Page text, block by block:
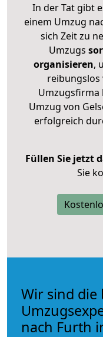
In der Tat gibt
einem Umzug
sich Zeit zu
Umzugs
organisieren,
Umzugsfirma
Umzug von
erfolgreich
Füllen Sie jetzt
Sie
Wir sind die
nach Furth